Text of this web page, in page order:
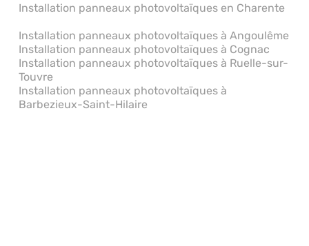
Installation panneaux photovoltaïques en Charente
Installation panneaux photovoltaïques à Angoulême
Installation panneaux photovoltaïques à Cognac
Installation panneaux photovoltaïques à Ruelle-sur-
Touvre
Installation panneaux photovoltaïques à
Barbezieux-Saint-Hilaire